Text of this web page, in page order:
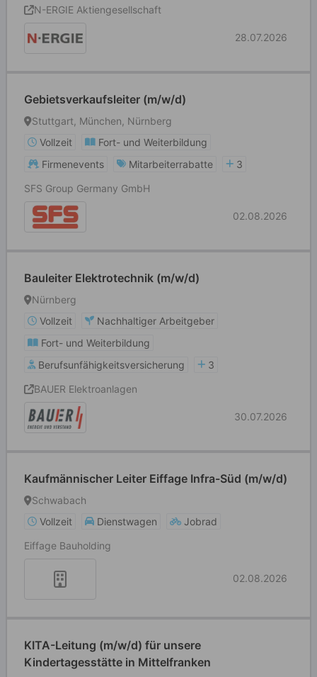
N-ERGIE Aktiengesellschaft
28.07.2026
Gebietsverkaufsleiter (m/w/d)
Stuttgart, München, Nürnberg
Vollzeit
Fort- und Weiterbildung
Firmenevents
Mitarbeiterrabatte
3
SFS Group Germany GmbH
02.08.2026
Bauleiter Elektrotechnik (m/w/d)
Nürnberg
Vollzeit
Nachhaltiger Arbeitgeber
Fort- und Weiterbildung
Berufsunfähigkeitsversicherung
3
BAUER Elektroanlagen
30.07.2026
Kaufmännischer Leiter Eiffage Infra-Süd (m/w/d)
Schwabach
Vollzeit
Dienstwagen
Jobrad
Eiffage Bauholding
02.08.2026
KITA-Leitung (m/w/d) für unsere
Kindertagesstätte in Mittelfranken